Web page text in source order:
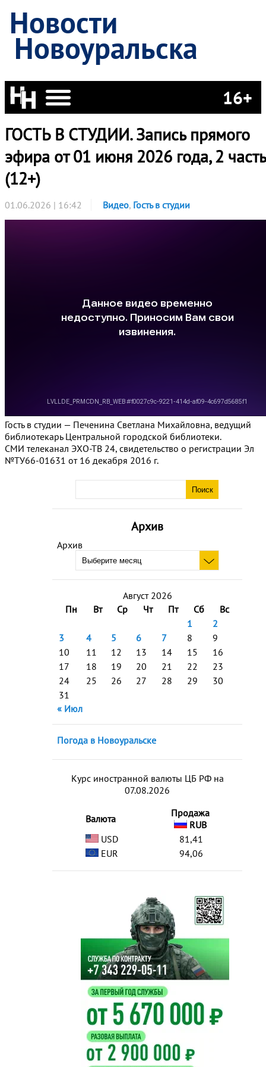
Новости
Новоуральска
16+
Архив
Архив
Август 2026
Пн
Вт Ср Чт Пт Сб
Вс
1
2
3
4 5 6 7 8
9
10
11 12 13 14 15
16
17
18 19 20 21 22
23
24
25 26 27 28 29
30
31
« Июл
Погода в Новоуральске
Курс иностранной валюты ЦБ РФ на
07.08.2026
Валюта
Продажа
RUB
USD
81,41
EUR
94,06
ГОСТЬ В СТУДИИ. Запись прямого
эфира от 01 июня 2026 года, 2 часть
(12+)
01.06.2026 | 16:42 Видео, Гость в студии
Гость в студии — Печенина Светлана Михайловна, ведущий
библиотекарь Центральной городской библиотеки.
СМИ телеканал ЭХО-ТВ 24, свидетельство о регистрации Эл
№ТУ66-01631 от 16 декабря 2016 г.